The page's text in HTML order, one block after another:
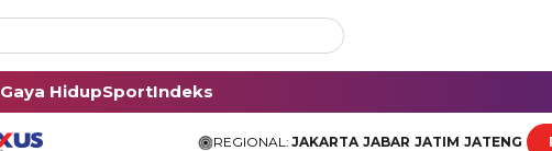
Gaya HidupSportIndeks
REGIONAL: JAKARTA JABAR JATIM JATENG